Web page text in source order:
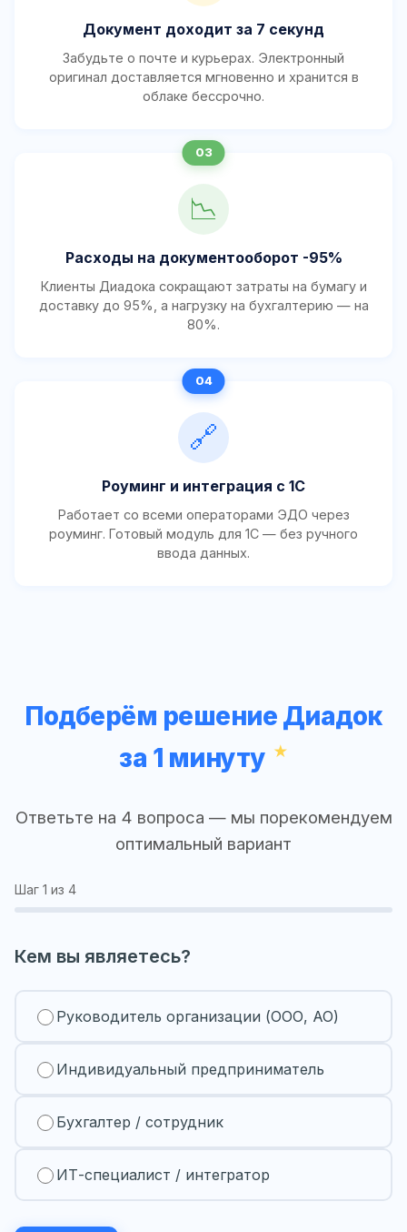
Документ доходит за 7 секунд
Забудьте о почте и курьерах. Электронный
оригинал доставляется мгновенно и хранится в
облаке бессрочно.
📉
Расходы на документооборот -95%
Клиенты Диадока сокращают затраты на бумагу и
доставку до 95%, а нагрузку на бухгалтерию — на
80%.
🔗
Роуминг и интеграция с 1С
Работает со всеми операторами ЭДО через
роуминг. Готовый модуль для 1С — без ручного
ввода данных.
Подберём решение Диадок
за 1 минуту
Ответьте на 4 вопроса — мы порекомендуем
оптимальный вариант
Шаг 1 из 4
Кем вы являетесь?
Руководитель организации (ООО, АО)
Индивидуальный предприниматель
Бухгалтер / сотрудник
ИТ-специалист / интегратор